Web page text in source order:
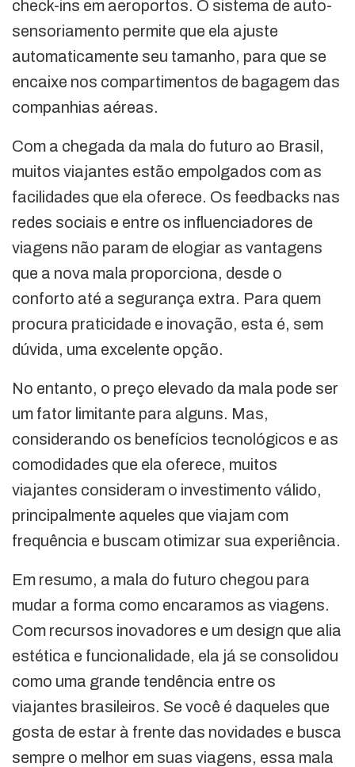
check-ins em aeroportos. O sistema de auto-
sensoriamento permite que ela ajuste
automaticamente seu tamanho, para que se
encaixe nos compartimentos de bagagem das
companhias aéreas.
Com a chegada da mala do futuro ao Brasil,
muitos viajantes estão empolgados com as
facilidades que ela oferece. Os feedbacks nas
redes sociais e entre os influenciadores de
viagens não param de elogiar as vantagens
que a nova mala proporciona, desde o
conforto até a segurança extra. Para quem
procura praticidade e inovação, esta é, sem
dúvida, uma excelente opção.
No entanto, o preço elevado da mala pode ser
um fator limitante para alguns. Mas,
considerando os benefícios tecnológicos e as
comodidades que ela oferece, muitos
viajantes consideram o investimento válido,
principalmente aqueles que viajam com
frequência e buscam otimizar sua experiência.
Em resumo, a mala do futuro chegou para
mudar a forma como encaramos as viagens.
Com recursos inovadores e um design que alia
estética e funcionalidade, ela já se consolidou
como uma grande tendência entre os
viajantes brasileiros. Se você é daqueles que
gosta de estar à frente das novidades e busca
sempre o melhor em suas viagens, essa mala